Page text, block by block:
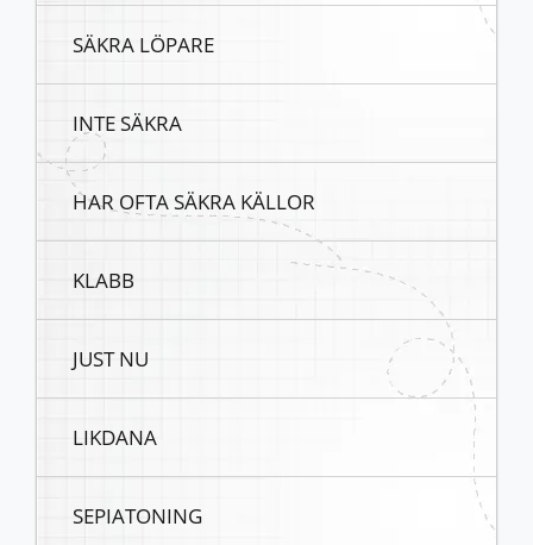
SÄKRA LÖPARE
INTE SÄKRA
HAR OFTA SÄKRA KÄLLOR
KLABB
JUST NU
LIKDANA
SEPIATONING